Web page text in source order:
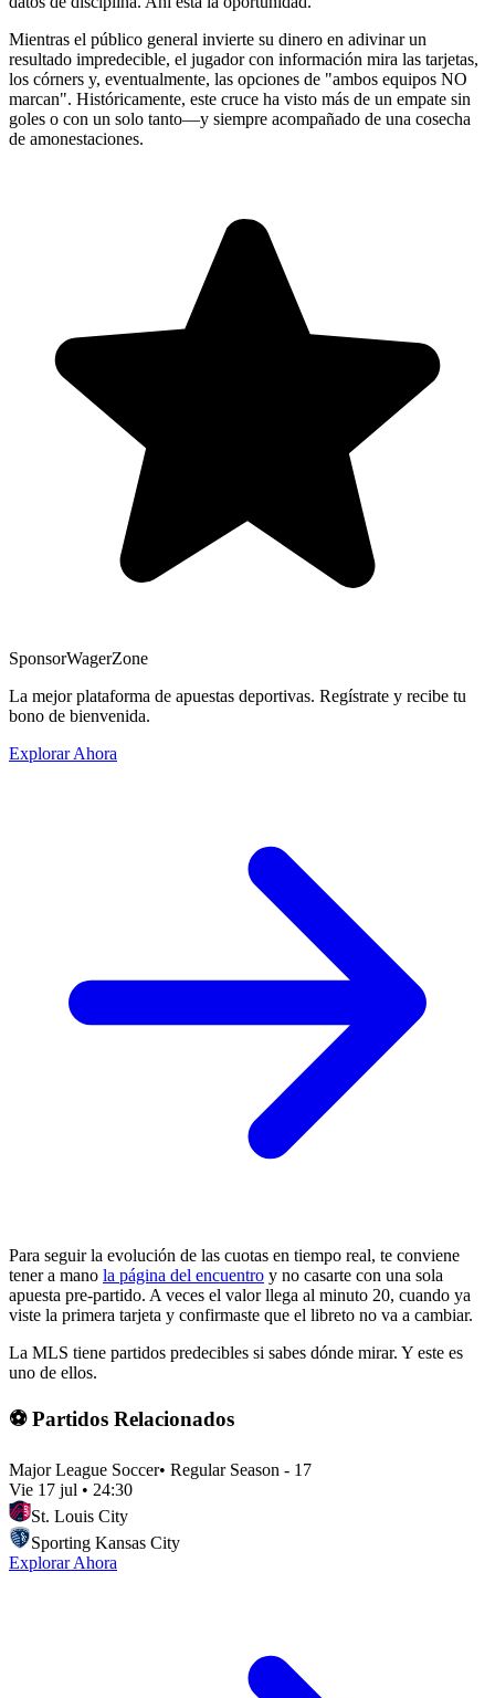
Mientras el público general invierte su dinero en adivinar un
resultado impredecible, el jugador con información mira las tarjetas,
los córners y, eventualmente, las opciones de "ambos equipos NO
marcan". Históricamente, este cruce ha visto más de un empate sin
goles o con un solo tanto—y siempre acompañado de una cosecha
de amonestaciones.
SponsorWagerZone
La mejor plataforma de apuestas deportivas. Regístrate y recibe tu
bono de bienvenida.
Explorar Ahora
Para seguir la evolución de las cuotas en tiempo real, te conviene
tener a mano la página del encuentro y no casarte con una sola
apuesta pre-partido. A veces el valor llega al minuto 20, cuando ya
viste la primera tarjeta y confirmaste que el libreto no va a cambiar.
La MLS tiene partidos predecibles si sabes dónde mirar. Y este es
uno de ellos.
⚽ Partidos Relacionados
Major League Soccer• Regular Season - 17
Vie 17 jul • 24:30
St. Louis City
Sporting Kansas City
Explorar Ahora